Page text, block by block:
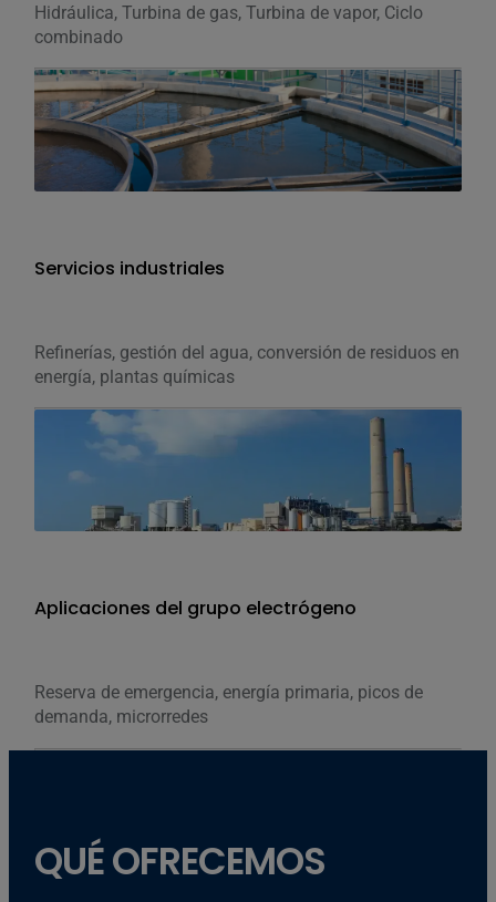
Hidráulica, Turbina de gas, Turbina de vapor, Ciclo
combinado
Servicios industriales
Refinerías, gestión del agua, conversión de residuos en
energía, plantas químicas
Aplicaciones del grupo electrógeno
Reserva de emergencia, energía primaria, picos de
demanda, microrredes
QUÉ OFRECEMOS